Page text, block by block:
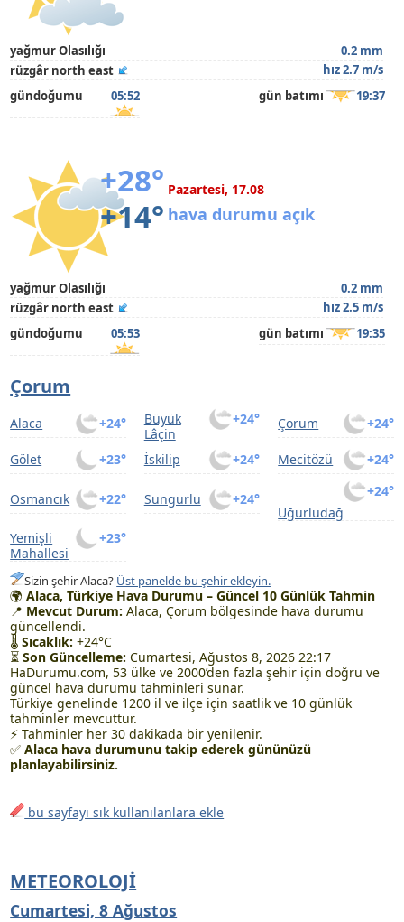
yağmur Olasılığı
0.2 mm
rüzgâr north east
hız 2.7 m/s
gündoğumu
05:52 gün batımı 19:37
+28°
+14°
Pazartesi, 17.08
hava durumu açık
yağmur Olasılığı
0.2 mm
rüzgâr north east
hız 2.5 m/s
gündoğumu
05:53 gün batımı 19:35
Çorum
+24°
Alaca +24°
Büyük
Lâçin
+24°
Çorum
+23°
Gölet +24°
İskilip +24°
Mecitözü
+22°
Osmancık +24°
Sungurlu
+24°
Uğurludağ
+23°
Yemişli
Mahallesi
Sizin şehir Alaca? Üst panelde bu şehir ekleyin.
🌍Alaca, Türkiye Hava Durumu – Güncel 10 Günlük Tahmin
📍 Mevcut Durum: Alaca, Çorum bölgesinde hava durumu
güncellendi.
🌡Sıcaklık: +24°C
⏳Son Güncelleme: Cumartesi, Ağustos 8, 2026 22:17
HaDurumu.com, 53 ülke ve 2000’den fazla şehir için doğru ve
güncel hava durumu tahminleri sunar.
Türkiye genelinde 1200 il ve ilçe için saatlik ve 10 günlük
tahminler mevcuttur.
⚡ Tahminler her 30 dakikada bir yenilenir.
✅Alaca hava durumunu takip ederek gününüzü
planlayabilirsiniz.
bu sayfayı sık kullanılanlara ekle
METEOROLOJI
Cumartesi, 8 Ağustos